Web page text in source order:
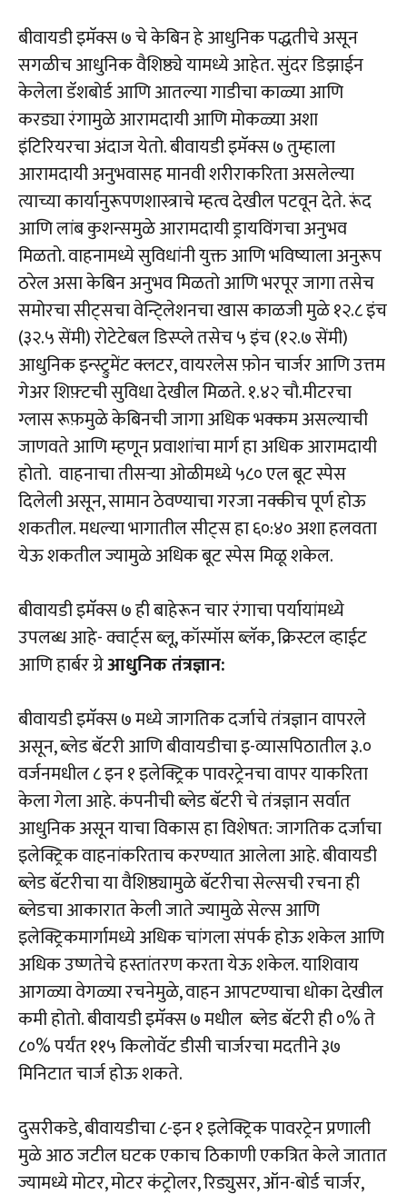
बीवायडी इमॅक्स ७ चे केबिन हे आधुनिक पद्धतीचे असून
सगळीच आधुनिक वैशिष्ठ्ये यामध्ये आहेत. सुंदर डिझाईन
केलेला डॅशबोर्ड आणि आतल्या गाडीचा काळ्या आणि
करड्या रंगामुळे आरामदायी आणि मोकळ्या अशा
इंटिरियरचा अंदाज येतो. बीवायडी इमॅक्स ७ तुम्हाला
आरामदायी अनुभवासह मानवी शरीराकरिता असलेल्या
त्याच्या कार्यानुरूपणशास्त्राचे म्हत्व देखील पटवून देते. रूंद
आणि लांब कुशन्समुळे आरामदायी ड्रायविंगचा अनुभव
मिळतो. वाहनामध्ये सुविधांनी युक्त आणि भविष्याला अनुरूप
ठरेल असा केबिन अनुभव मिळतो आणि भरपूर जागा तसेच
समोरचा सीट्सचा वेन्टि्लेशनचा खास काळजी मुळे १२.८ इंच
(३२.५ सेंमी) रोटेटेबल डिस्प्ले तसेच ५ इंच (१२.७ सेंमी)
आधुनिक इन्स्ट्रुमेंट क्लटर, वायरलेस फ़ोन चार्जर आणि उत्तम
गेअर शिफ़्टची सुविधा देखील मिळते. १.४२ चौ.मीटरचा
ग्लास रूफ़मुळे केबिनची जागा अधिक भक्कम असल्याची
जाणवते आणि म्हणून प्रवाशांचा मार्ग हा अधिक आरामदायी
होतो. वाहनाचा तीसऱ्या ओळीमध्ये ५८० एल बूट स्पेस
दिलेली असून, सामान ठेवण्याचा गरजा नक्कीच पूर्ण होऊ
शकतील. मधल्या भागातील सीट्स हा ६०:४० अशा हलवता
येऊ शकतील ज्यामुळे अधिक बूट स्पेस मिळू शकेल.
बीवायडी इमॅक्स ७ ही बाहेरून चार रंगाचा पर्यायांमध्ये
उपलब्ध आहे- क्वार्ट्स ब्लू, कॉस्मॉस ब्लॅक, क्रिस्टल व्हाईट
आणि हार्बर ग्रेआधुनिक तंत्रज्ञान:
बीवायडी इमॅक्स ७ मध्ये जागतिक दर्जाचे तंत्रज्ञान वापरले
असून, ब्लेड बॅटरी आणि बीवायडीचा इ-व्यासपिठातील ३.०
वर्जनमधील ८ इन १ इलेक्ट्रिक पावरट्रेनचा वापर याकरिता
केला गेला आहे. कंपनीची ब्लेड बॅटरी चे तंत्रज्ञान सर्वात
आधुनिक असून याचा विकास हा विशेषत: जागतिक दर्जाचा
इलेक्ट्रिक वाहनांकरिताच करण्यात आलेला आहे. बीवायडी
ब्लेड बॅटरीचा या वैशिष्ठ्यामुळे बॅटरीचा सेल्सची रचना ही
ब्लेडचा आकारात केली जाते ज्यामुळे सेल्स आणि
इलेक्ट्रिकमार्गामध्ये अधिक चांगला संपर्क होऊ शकेल आणि
अधिक उष्णतेचे हस्तांतरण करता येऊ शकेल. याशिवाय
आगळ्या वेगळ्या रचनेमुळे, वाहन आपटण्याचा धोका देखील
कमी होतो. बीवायडी इमॅक्स ७ मधील ब्लेड बॅटरी ही ०% ते
८०% पर्यंत ११५ किलोवॅट डीसी चार्जरचा मदतीने ३७
मिनिटात चार्ज होऊ शकते.
दुसरीकडे, बीवायडीचा ८-इन १ इलेक्ट्रिक पावरट्रेन प्रणाली
मुळे आठ जटील घटक एकाच ठिकाणी एकत्रित केले जातात
ज्यामध्ये मोटर, मोटर कंट्रोलर, रिड्युसर, ऑन-बोर्ड चार्जर,